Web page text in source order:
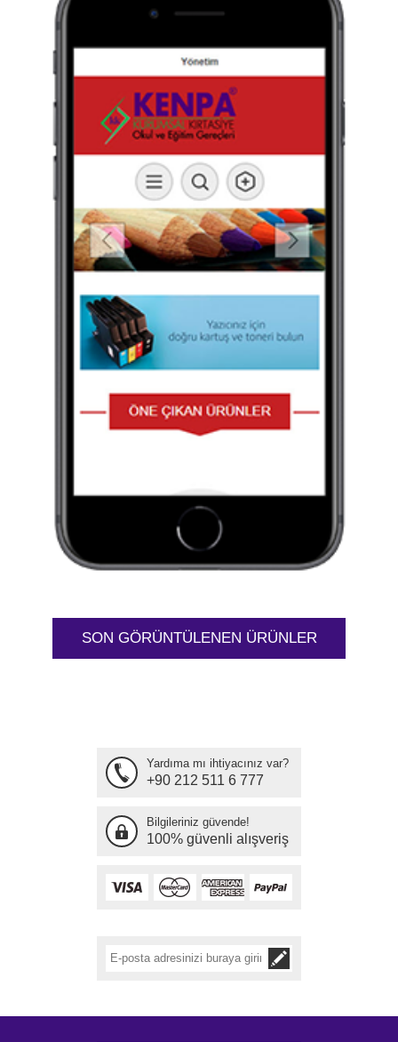
SON GÖRÜNTÜLENEN ÜRÜNLER
Yardıma mı ihtiyacınız var?
+90 212 511 6 777
Bilgileriniz güvende!
100% güvenli alışveriş